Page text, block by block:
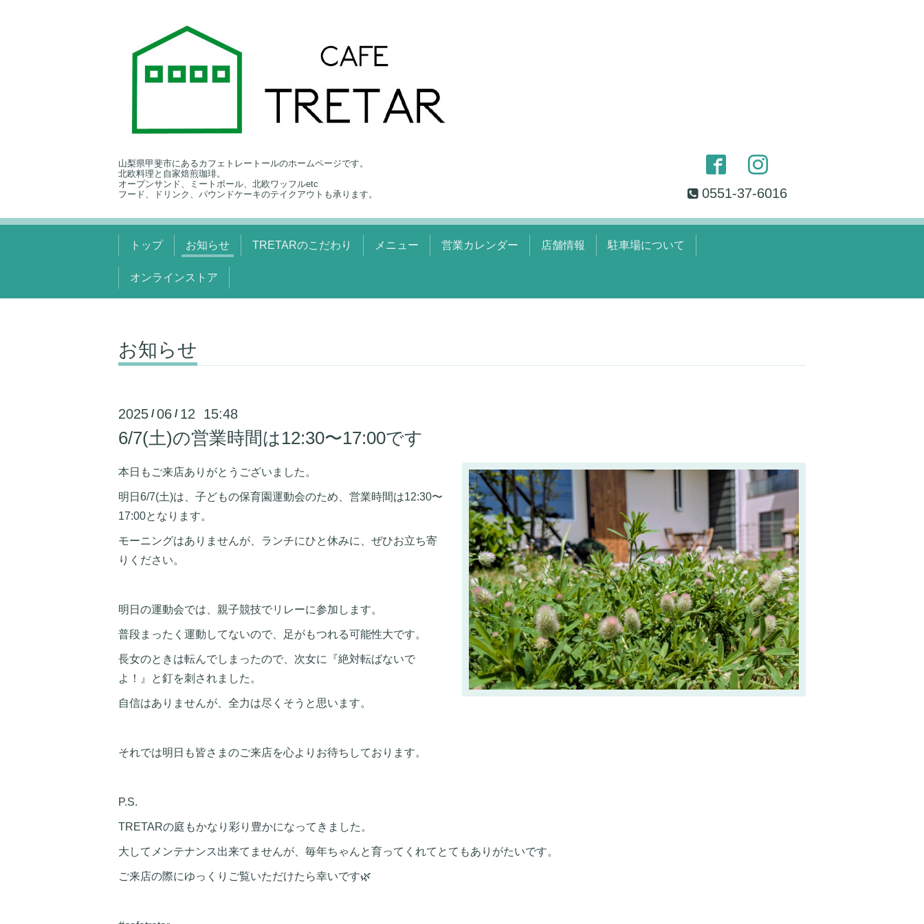
山梨県甲斐市にあるカフェトレートールのホームページです。
北欧料理と自家焙煎珈琲。
オープンサンド、ミートボール、北欧ワッフルetc
フード、ドリンク、パウンドケーキのテイクアウトも承ります。
0551-37-6016
トップ お知らせ TRETARのこだわり メニュー 営業カレンダー 店舗情報 駐車場について
オンラインストア
お知らせ
2025 /06 / 12 15:48
6/7(土)の営業時間は12:30〜17:00です
本日もご来店ありがとうございました。
明日6/7(土)は、子どもの保育園運動会のため、営業時間は12:30〜
17:00となります。
モーニングはありませんが、ランチにひと休みに、ぜひお立ち寄
りください。
明日の運動会では、親子競技でリレーに参加します。
普段まったく運動してないので、足がもつれる可能性大です。
長女のときは転んでしまったので、次女に『絶対転ばないで
よ！』と釘を刺されました。
自信はありませんが、全力は尽くそうと思います。
それでは明日も皆さまのご来店を心よりお待ちしております。
P.S.
TRETARの庭もかなり彩り豊かになってきました。
大してメンテナンス出来てませんが、毎年ちゃんと育ってくれてとてもありがたいです。
ご来店の際にゆっくりご覧いただけたら幸いです🌿